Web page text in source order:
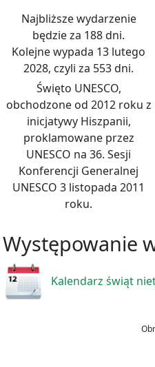
Najbliższe wydarzenie
będzie za 188 dni.
Kolejne wypada 13 lutego
2028, czyli za 553 dni.
Święto UNESCO,
obchodzone od 2012 roku z
inicjatywy Hiszpanii,
proklamowane przez
UNESCO na 36. Sesji
Konferencji Generalnej
UNESCO 3 listopada 2011
roku.
Występowanie
Kalendarz świąt